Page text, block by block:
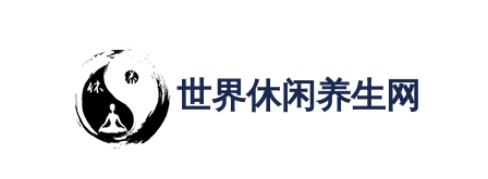
世界休闲养生网